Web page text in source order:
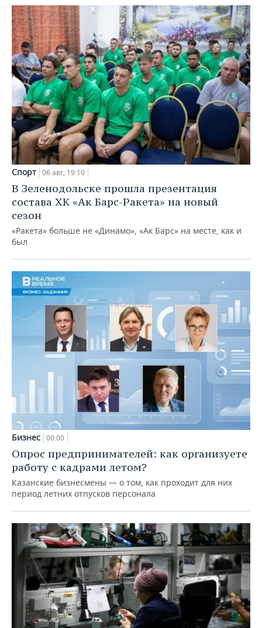
Спорт 06 авг, 19:10
В Зеленодольске прошла презентация
состава ХК «Ак Барс-Ракета» на новый
сезон
«Ракета» больше не «Динамо», «Ак Барс» на месте, как и
был
Бизнес 00:00
Опрос предпринимателей: как организуете
работу с кадрами летом?
Казанские бизнесмены — о том, как проходит для них
период летних отпусков персонала